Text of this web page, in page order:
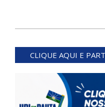
05-
CLIQUE AQUI E